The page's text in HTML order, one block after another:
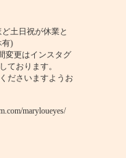
土日祝が休業と
有)
変更はインスタグ
ております。
ださいますようお
maryloueyes/